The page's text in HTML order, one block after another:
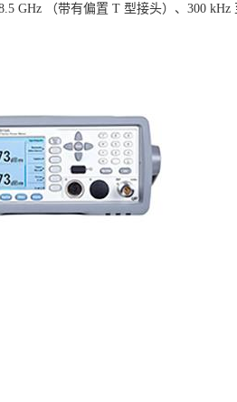
GHz （带有偏置 T 型接头）、300 kHz